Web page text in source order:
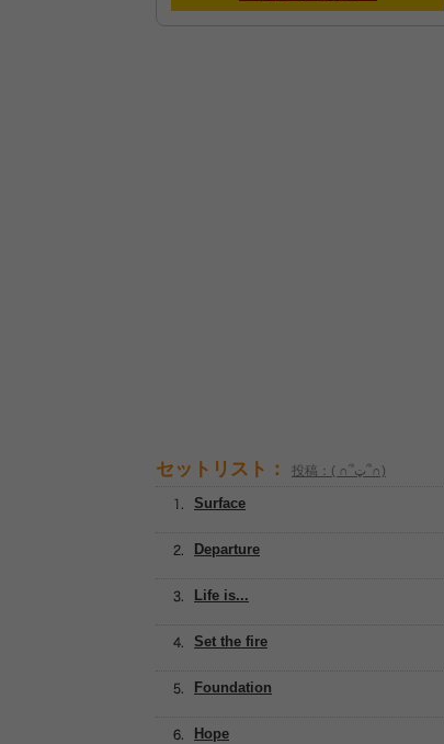
セットリスト： 投稿：( ∩՞ټ՞∩)
Set the fire
Life is...
Departure
Foundation
Hope
Surface